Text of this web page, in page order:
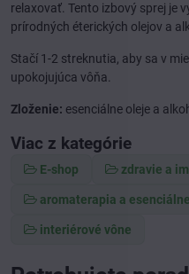
relaxovať. Tento izbový sprej je
prírodných éterických olejov a
Stačí 1-2 streknutia, aby sa v
upokojujúca vôňa.
Zloženie: esenciálne oleje a
Viac z kategórie
E-shop zdravie a
aromaterapia a
interiérové vône